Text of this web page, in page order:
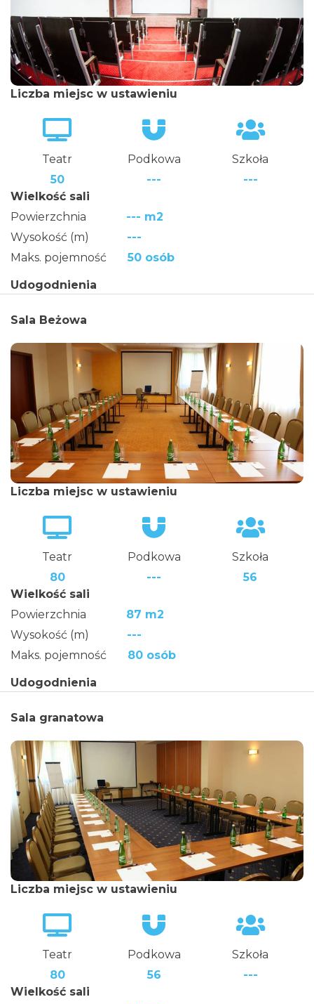
Liczba miejsc w ustawieniu
Teatr Podkowa
Szkoła
50
---
---
Wielkość sali
Powierzchnia
--- m2
Wysokość (m)
---
Maks. pojemność
50 osób
Udogodnienia
Sala Beżowa
Liczba miejsc w ustawieniu
Teatr Podkowa
Szkoła
80
---
56
Wielkość sali
Powierzchnia
87 m2
Wysokość (m)
---
Maks. pojemność
80 osób
Udogodnienia
Sala granatowa
Liczba miejsc w ustawieniu
Teatr Podkowa
Szkoła
80
56
---
Wielkość sali